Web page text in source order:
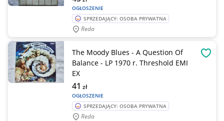
OGŁOSZENIE
SPRZEDAJĄCY: OSOBA PRYWATNA
Reda
The Moody Blues - A Question Of
Balance - LP 1970 r. Threshold EMI
EX
OGŁOSZENIE
41 zł
SPRZEDAJĄCY: OSOBA PRYWATNA
Reda